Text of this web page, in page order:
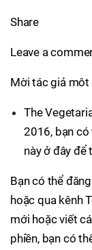
Share
Leave a
Mời tác giả môt
The
2016, bạn có
này ở đây để
Bạn có thể
hoặc qua kênh
mới hoặc viết
phiền, bạn có